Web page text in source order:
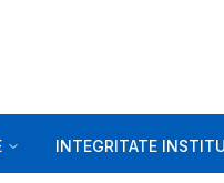
INTEGRITATE